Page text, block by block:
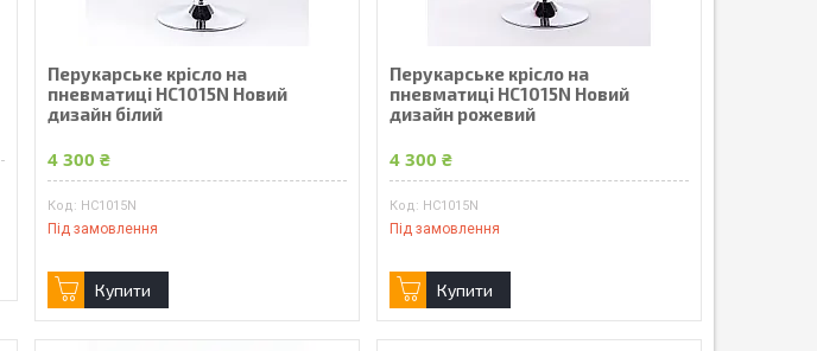
Перукарське крісло на
пневматиці HC1015N Новий
дизайн білий
4 300 ₴
HC1015N
Під замовлення
Купити
Перукарське крісло на
пневматиці HC1015N Новий
дизайн рожевий
4 300 ₴
HC1015N
Під замовлення
Купити